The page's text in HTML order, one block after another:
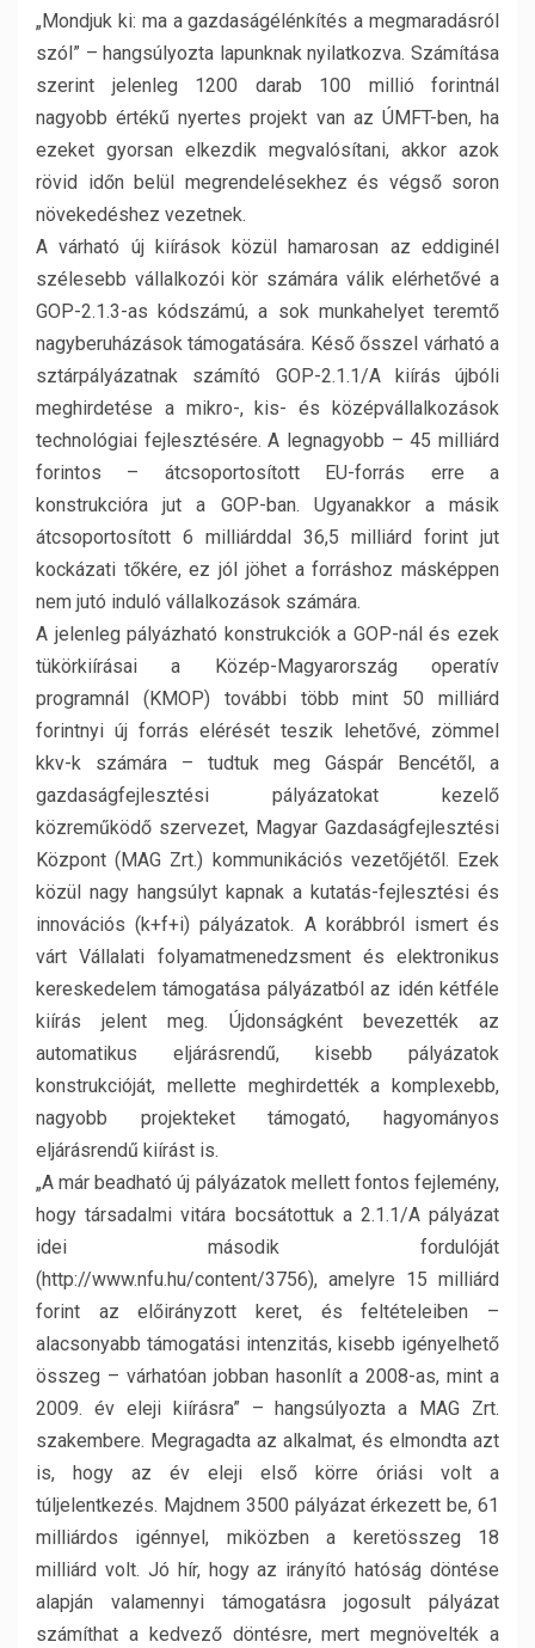
„Mondjuk ki: ma a gazdaságélénkítés a megmaradásról
szól” – hangsúlyozta lapunknak nyilatkozva. Számítása
szerint jelenleg 1200 darab 100 millió forintnál
nagyobb értékű nyertes projekt van az ÚMFT-ben, ha
ezeket gyorsan elkezdik megvalósítani, akkor azok
rövid időn belül megrendelésekhez és végső soron
növekedéshez vezetnek.
A várható új kiírások közül hamarosan az eddiginél
szélesebb vállalkozói kör számára válik elérhetővé a
GOP-2.1.3-as kódszámú, a sok munkahelyet teremtő
nagyberuházások támogatására. Késő ősszel várható a
sztárpályázatnak számító GOP-2.1.1/A kiírás újbóli
meghirdetése a mikro-, kis- és középvállalkozások
technológiai fejlesztésére. A legnagyobb – 45 milliárd
forintos – átcsoportosított EU-forrás erre a
konstrukcióra jut a GOP-ban. Ugyanakkor a másik
átcsoportosított 6 milliárddal 36,5 milliárd forint jut
kockázati tőkére, ez jól jöhet a forráshoz másképpen
nem jutó induló vállalkozások számára.
A jelenleg pályázható konstrukciók a GOP-nál és ezek
tükörkiírásai a Közép-Magyarország operatív
programnál (KMOP) további több mint 50 milliárd
forintnyi új forrás elérését teszik lehetővé, zömmel
kkv-k számára – tudtuk meg Gáspár Bencétől, a
gazdaságfejlesztési pályázatokat kezelő
közreműködő szervezet, Magyar Gazdaságfejlesztési
Központ (MAG Zrt.) kommunikációs vezetőjétől. Ezek
közül nagy hangsúlyt kapnak a kutatás-fejlesztési és
innovációs (k+f+i) pályázatok. A korábbról ismert és
várt Vállalati folyamatmenedzsment és elektronikus
kereskedelem támogatása pályázatból az idén kétféle
kiírás jelent meg. Újdonságként bevezették az
automatikus eljárásrendű, kisebb pályázatok
konstrukcióját, mellette meghirdették a komplexebb,
nagyobb projekteket támogató, hagyományos
eljárásrendű kiírást is.
„A már beadható új pályázatok mellett fontos fejlemény,
hogy társadalmi vitára bocsátottuk a 2.1.1/A pályázat
idei második fordulóját
(http://www.nfu.hu/content/3756), amelyre 15 milliárd
forint az előirányzott keret, és feltételeiben –
alacsonyabb támogatási intenzitás, kisebb igényelhető
összeg – várhatóan jobban hasonlít a 2008-as, mint a
2009. év eleji kiírásra” – hangsúlyozta a MAG Zrt.
szakembere. Megragadta az alkalmat, és elmondta azt
is, hogy az év eleji első körre óriási volt a
túljelentkezés. Majdnem 3500 pályázat érkezett be, 61
milliárdos igénnyel, miközben a keretösszeg 18
milliárd volt. Jó hír, hogy az irányító hatóság döntése
alapján valamennyi támogatásra jogosult pályázat
számíthat a kedvező döntésre, mert megnövelték a